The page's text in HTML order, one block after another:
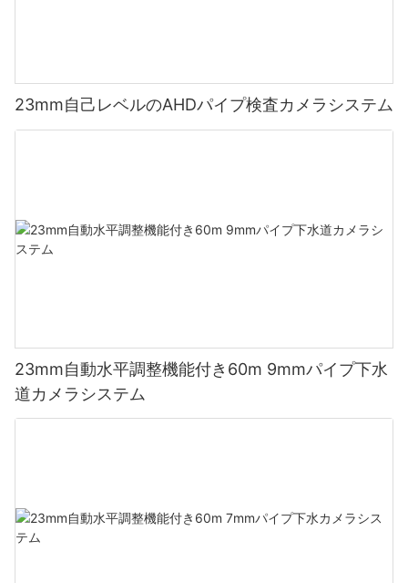
23mm自己レベルのAHDパイプ検査カメラシステム
23mm自動水平調整機能付き60m 9mmパイプ下水
道カメラシステム